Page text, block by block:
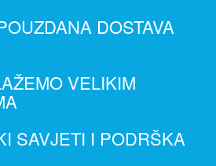
DOSTAVA
VELIKIM
SAVJETI I PODRŠKA